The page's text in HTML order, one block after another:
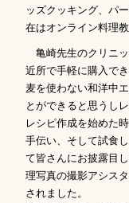
ッズクッキング、パ
在はオンライン料理
亀崎先生のクリニ
近所で手軽に購入で
麦を使わない和洋中
とができると思うし
レシピ作成を始めた
手伝い、そして試食
て皆さんにお披露目
理写真の撮影アシス
されました。